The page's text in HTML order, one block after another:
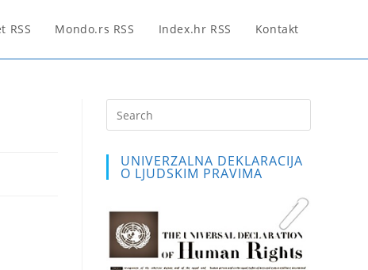
RSS Mondo.rs RSS Index.hr RSS Kontakt
Escape
UNIVERZALNA DEKLARACIJA
O LJUDSKIM PRAVIMA